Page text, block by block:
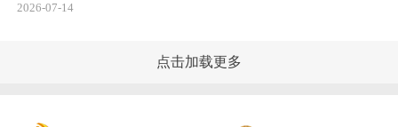
2026-07-14
点击加载更多